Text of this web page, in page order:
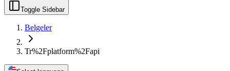
Toggle Sidebar
Belgeler
Tr%2Fplatform%2Fapi